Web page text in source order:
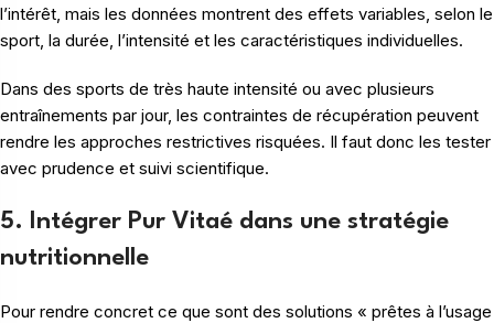
l’intérêt, mais les données montrent des effets variables, selon le
sport, la durée, l’intensité et les caractéristiques individuelles.
Dans des sports de très haute intensité ou avec plusieurs
entraînements par jour, les contraintes de récupération peuvent
rendre les approches restrictives risquées. Il faut donc les tester
avec prudence et suivi scientifique.
5. Intégrer Pur Vitaé dans une stratégie
nutritionnelle
Pour rendre concret ce que sont des solutions « prêtes à l’usage